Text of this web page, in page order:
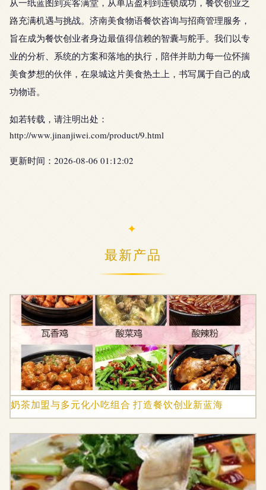
从一纸蓝图到宾客满堂，从单店盈利到连锁成功，餐饮创业之
路充满机遇与挑战。济南美食物语餐饮咨询与招商管理服务，
旨在成为餐饮创业者身边最值得信赖的智囊与舵手。我们以专
业的分析、系统的方案和落地的执行，陪伴并助力每一位怀揣
美食梦想的伙伴，在泉城这片美食热土上，书写属于自己的成
功物语。
如若转载，请注明出处：
http://www.jinanjiwei.com/product/9.html
更新时间：2026-08-06 01:12:02
最新产品
奶茶加盟与多元化小吃组合 打造餐饮创业新蓝海